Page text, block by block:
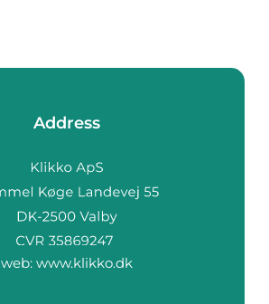
Address
web: www.klikko.dk